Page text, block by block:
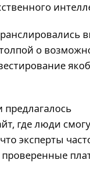
о
предлагалось
где люди
эксперты
проверенные